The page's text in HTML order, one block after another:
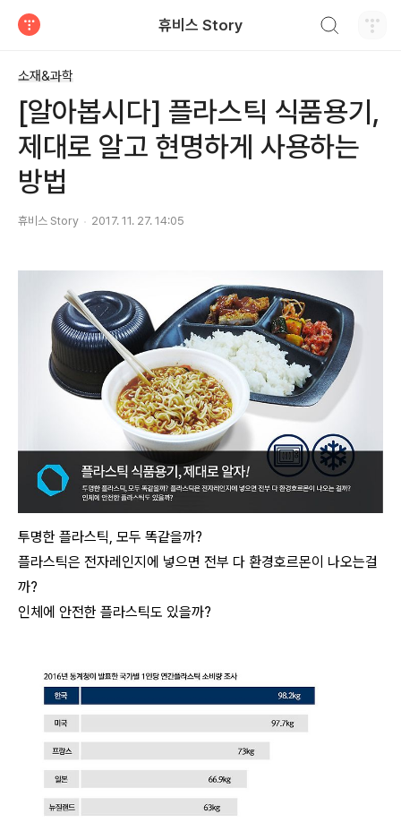
휴비스 Story
소재&과학
[알아봅시다] 플라스틱 식품용기,
제대로 알고 현명하게 사용하는
방법
휴비스 Story 2017. 11. 27. 14:05
투명한 플라스틱, 모두 똑같을까?
플라스틱은 전자레인지에 넣으면 전부 다 환경호르몬이 나오는걸
까?
인체에 안전한 플라스틱도 있을까?